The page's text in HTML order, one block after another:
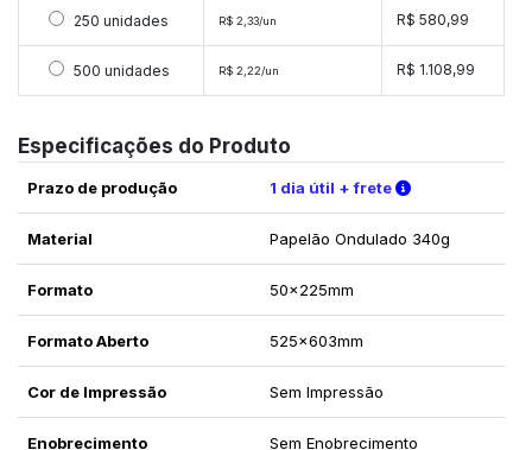
Selecionar 250 unidades
250 unidades R$ 2,33/un R$ 580,99
Selecionar 500 unidades
500 unidades R$ 2,22/un R$ 1.108,99
Especificações do Produto
Prazo de produção 1 dia útil + frete Verifique as
Material Papelão Ondulado 340g
Formato 50x225mm
Formato Aberto 525x603mm
Cor de Impressão Sem Impressão
Enobrecimento Sem Enobrecimento